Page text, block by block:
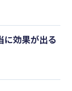
に効果が出る